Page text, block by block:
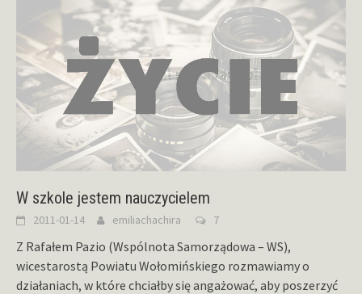
W szkole jestem nauczycielem
2011-01-14 emiliachachira 7
Z Rafałem Pazio (Wspólnota Samorządowa – WS),
wicestarostą Powiatu Wołomińskiego rozmawiamy o
działaniach, w które chciałby się angażować, aby poszerzyć